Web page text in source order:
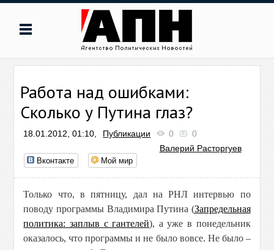
Работа над ошибками:
Сколько у Путина глаз?
18.01.2012, 01:10, Публикации 0
0
Валерий Расторгуев
Вконтакте Мой мир
Только что, в пятницу, дал на РНЛ интервью по
поводу программы Владимира Путина (Запредельная
политика: заплыв с гантелей), а уже в понедельник
оказалось, что программы и не было вовсе. Не было –